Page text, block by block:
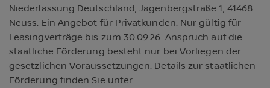
Niederlassung Deutschland, Jagenbergstraße 1, 41468
Neuss. Ein Angebot für Privatkunden. Nur gültig für
Leasingverträge bis zum 30.09.26. Anspruch auf die
staatliche Förderung besteht nur bei Vorliegen der
gesetzlichen Voraussetzungen. Details zur staatlichen
Förderung finden Sie unter